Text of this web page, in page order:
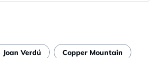
Joan Verdú Copper Mountain